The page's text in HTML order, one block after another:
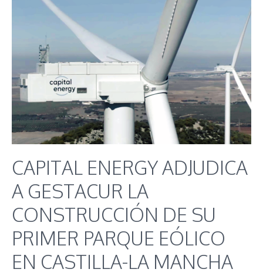
CAPITAL ENERGY ADJUDICA
A GESTACUR LA
CONSTRUCCIÓN DE SU
PRIMER PARQUE EÓLICO
EN CASTILLA-LA MANCHA